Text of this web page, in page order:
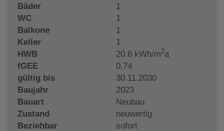
Bäder
1
WC
1
Balkone
1
Keller
1
HWB
20.6 kWh/m2a
fGEE
0,74
gültig bis
30.11.2030
Baujahr
2023
Bauart
Neubau
Zustand
neuwertig
Beziehbar
sofort